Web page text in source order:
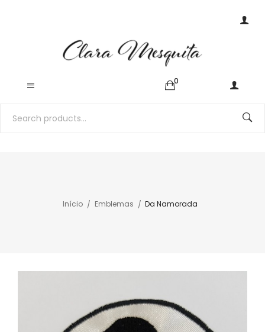
0
Início Emblemas Da Namorada